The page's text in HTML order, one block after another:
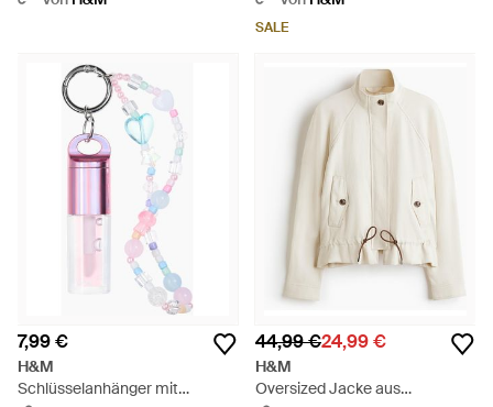
SALE
7,99 €
H&M
Schlüsselanhänger mit
44,99 €24,99 €
H&M
Oversized Jacke aus